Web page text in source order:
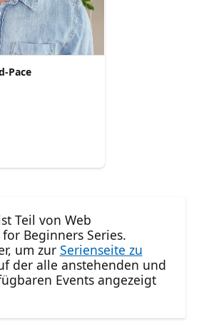
Pace
Teil von Web
Beginners Series.
um zur Serienseite zu
der alle anstehenden und
Events angezeigt